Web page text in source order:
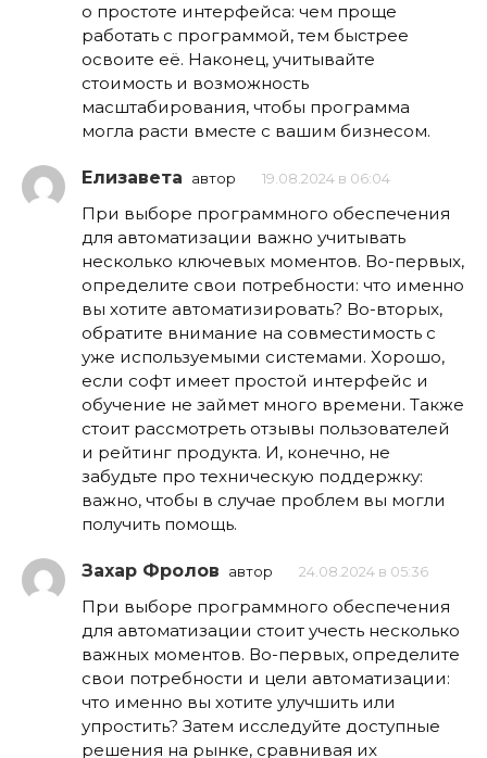
о простоте интерфейса: чем проще
работать с программой, тем быстрее
освоите её. Наконец, учитывайте
стоимость и возможность
масштабирования, чтобы программа
могла расти вместе с вашим бизнесом.
Елизавета автор 19.08.2024 в 06:04
При выборе программного обеспечения
для автоматизации важно учитывать
несколько ключевых моментов. Во-первых,
определите свои потребности: что именно
вы хотите автоматизировать? Во-вторых,
обратите внимание на совместимость с
уже используемыми системами. Хорошо,
если софт имеет простой интерфейс и
обучение не займет много времени. Также
стоит рассмотреть отзывы пользователей
и рейтинг продукта. И, конечно, не
забудьте про техническую поддержку:
важно, чтобы в случае проблем вы могли
получить помощь.
Захар Фролов автор 24.08.2024 в 05:36
При выборе программного обеспечения
для автоматизации стоит учесть несколько
важных моментов. Во-первых, определите
свои потребности и цели автоматизации:
что именно вы хотите улучшить или
упростить? Затем исследуйте доступные
решения на рынке, сравнивая их